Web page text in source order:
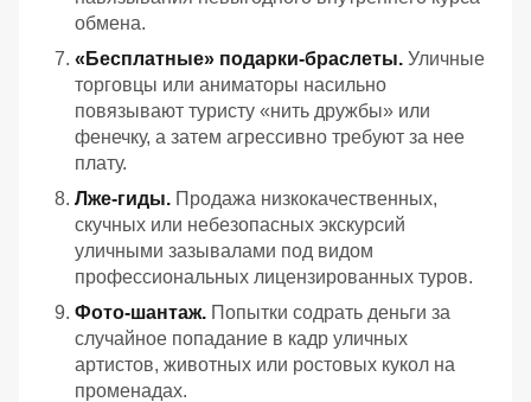
обмена.
«Бесплатные» подарки-браслеты. Уличные
торговцы или аниматоры насильно
повязывают туристу «нить дружбы» или
фенечку, а затем агрессивно требуют за нее
плату.
Лже-гиды. Продажа низкокачественных,
скучных или небезопасных экскурсий
уличными зазывалами под видом
профессиональных лицензированных туров.
Фото-шантаж. Попытки содрать деньги за
случайное попадание в кадр уличных
артистов, животных или ростовых кукол на
променадах.